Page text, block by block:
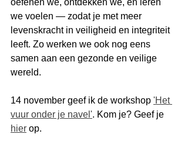
oefenen we, ontdekken we, en leren
we voelen — zodat je met meer
levenskracht in veiligheid en integriteit
leeft. Zo werken we ook nog eens
samen aan een gezonde en veilige
wereld.
14 november geef ik de workshop 'Het
vuur onder je navel'. Kom je? Geef je
hier op.